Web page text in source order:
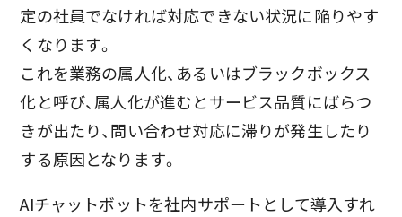
定の社員でなければ対応できない状況に陥りやす
くなります。
これを業務の属人化、あるいはブラックボックス
化と呼び、属人化が進むとサービス品質にばらつ
きが出たり、問い合わせ対応に滞りが発生したり
する原因となります。
AIチャットボットを社内サポートとして導入すれ